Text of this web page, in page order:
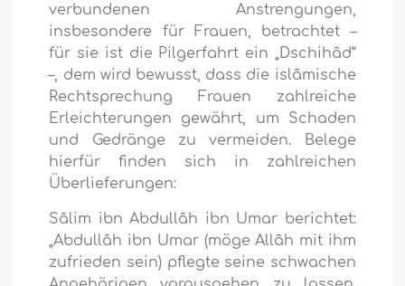
verbundenen Anstrengungen,
insbesondere für Frauen, betrachtet –
für sie ist die Pilgerfahrt ein „Dschihâd“
–, dem wird bewusst, dass die islâmische
Rechtsprechung Frauen zahlreiche
Erleichterungen gewährt, um Schaden
und Gedränge zu vermeiden. Belege
hierfür finden sich in zahlreichen
Überlieferungen:
Sâlim ibn Abdullâh ibn Umar berichtet:
„Abdullâh ibn Umar (möge Allâh mit ihm
zufrieden sein) pflegte seine schwachen